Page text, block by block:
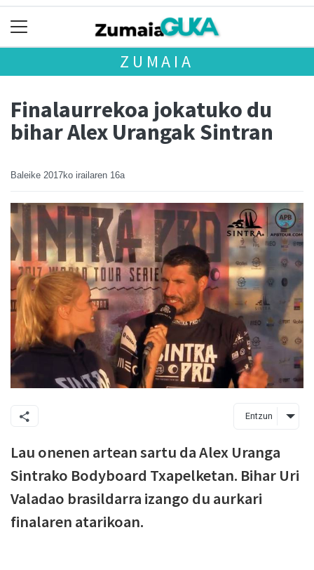
ZUMAIA
Finalaurrekoa jokatuko du
bihar Alex Urangak Sintran
Baleike 2017ko irailaren 16a
Entzun
Lau onenen artean sartu da Alex Uranga
Sintrako Bodyboard Txapelketan. Bihar Uri
Valadao brasildarra izango du aurkari
finalaren atarikoan.